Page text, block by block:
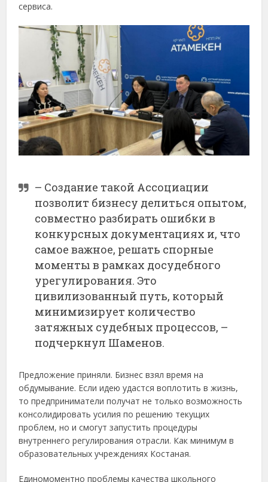
сервиса.
– Создание такой Ассоциации
позволит бизнесу делиться опытом,
совместно разбирать ошибки в
конкурсных документациях и, что
самое важное, решать спорные
моменты в рамках досудебного
урегулирования. Это
цивилизованный путь, который
минимизирует количество
затяжных судебных процессов, –
подчеркнул Шаменов.
Предложение приняли. Бизнес взял время на
обдумывание. Если идею удастся воплотить в жизнь,
то предприниматели получат не только возможность
консолидировать усилия по решению текущих
проблем, но и смогут запустить процедуры
внутреннего регулирования отрасли. Как минимум в
образовательных учреждениях Костаная.
Единомоментно проблемы качества школьного